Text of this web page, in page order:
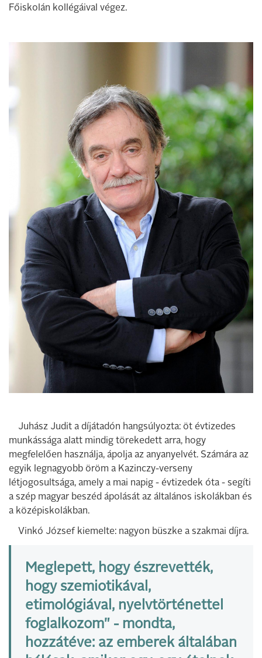
Főiskolán kollégáival végez.
Juhász Judit a díjátadón hangsúlyozta: öt évtizedes
munkássága alatt mindig törekedett arra, hogy
megfelelően használja, ápolja az anyanyelvét. Számára az
egyik legnagyobb öröm a Kazinczy-verseny
létjogosultsága, amely a mai napig - évtizedek óta - segíti
a szép magyar beszéd ápolását az általános iskolákban és
a középiskolákban.
Vinkó József kiemelte: nagyon büszke a szakmai díjra.
Meglepett, hogy észrevették,
hogy szemiotikával,
etimológiával, nyelvtörténettel
foglalkozom" - mondta,
hozzátéve: az emberek általában